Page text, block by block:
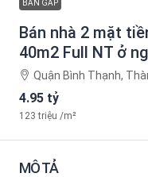
BÁN GẤP
Bán nhà 2 mặt
40m2 Full NT ở
Quận Bình Thạnh,
4.95 tỷ
123 triệu /m²
MÔ TẢ